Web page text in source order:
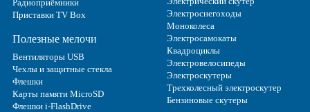
Радиоприёмники
Приставки TV Box
Полезные мелочи
Вентиляторы USB
Чехлы и защитные стекла
Флешки
Карты памяти MicroSD
Флешки i-FlashDrive
Электроснегоходы
Моноколеса
Электросамокаты
Квадроциклы
Электровелосипеды
Электроскутеры
Трехколесный электроскутер
Бензиновые скутеры